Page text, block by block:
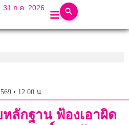
31 ก.ค. 2026
• 12:00 น.
ลักฐาน ฟ้องเอาผิด